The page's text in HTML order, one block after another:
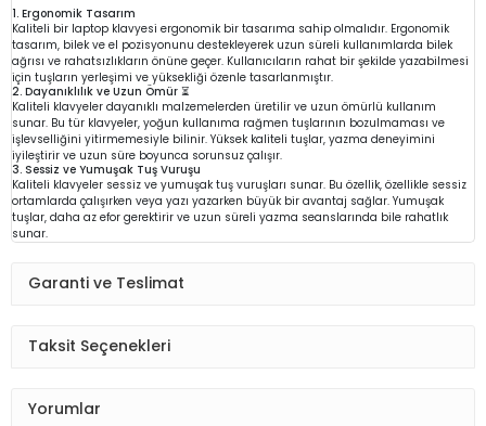
1. Ergonomik Tasarım
Kaliteli bir laptop klavyesi ergonomik bir tasarıma sahip olmalıdır. Ergonomik
tasarım, bilek ve el pozisyonunu destekleyerek uzun süreli kullanımlarda bilek
ağrısı ve rahatsızlıkların önüne geçer. Kullanıcıların rahat bir şekilde yazabilmesi
için tuşların yerleşimi ve yüksekliği özenle tasarlanmıştır.
2. Dayanıklılık ve Uzun Ömür ⏳
Kaliteli klavyeler dayanıklı malzemelerden üretilir ve uzun ömürlü kullanım
sunar. Bu tür klavyeler, yoğun kullanıma rağmen tuşlarının bozulmaması ve
işlevselliğini yitirmemesiyle bilinir. Yüksek kaliteli tuşlar, yazma deneyimini
iyileştirir ve uzun süre boyunca sorunsuz çalışır.
3. Sessiz ve Yumuşak Tuş Vuruşu
Kaliteli klavyeler sessiz ve yumuşak tuş vuruşları sunar. Bu özellik, özellikle sessiz
ortamlarda çalışırken veya yazı yazarken büyük bir avantaj sağlar. Yumuşak
tuşlar, daha az efor gerektirir ve uzun süreli yazma seanslarında bile rahatlık
sunar.
Garanti ve Teslimat
Taksit Seçenekleri
Yorumlar